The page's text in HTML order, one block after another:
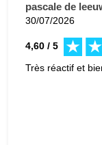
pascale de
30/07/2026
4,60 / 5
Très réactif et